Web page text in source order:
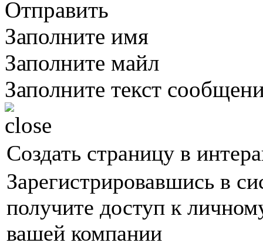
Отправить
Заполните имя
Заполните майл
Заполните текст
Создать страницу в
Зарегистрировавшись в
получите доступ к
вашей компании